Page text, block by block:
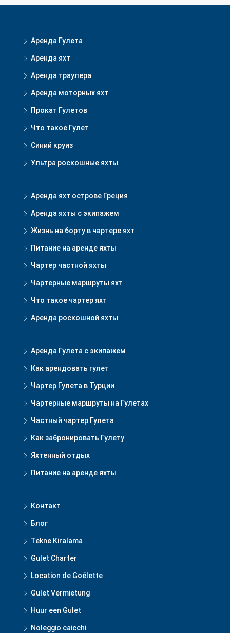
Аренда Гулета
Аренда яхт
Аренда траулера
Аренда моторных яхт
Прокат Гулетов
Что такое Гулет
Синий круиз
Ультра роскошные яхты
Аренда яхт острове Греция
Аренда яхты с экипажем
Жизнь на борту в чартере яхт
Питание на аренде яхты
Чартер частной яхты
Чартерные маршруты яхт
Что такое чартер яхт
Аренда роскошной яхты
Аренда Гулета с экипажем
Как арендовать гулет
Чартер Гулета в Турции
Чартерные маршруты на Гулетах
Частный чартер Гулета
Как забронировать Гулету
Яхтенный отдых
Питание на аренде яхты
Контакт
Блог
Tekne Kiralama
Gulet Charter
Location de Goélette
Gulet Vermietung
Huur een Gulet
Noleggio caicchi